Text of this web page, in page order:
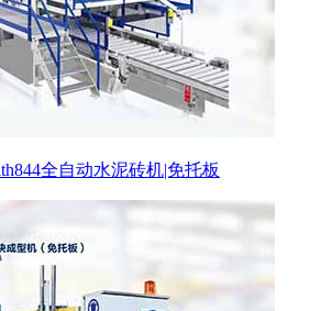
全自动水泥砖机|免托板